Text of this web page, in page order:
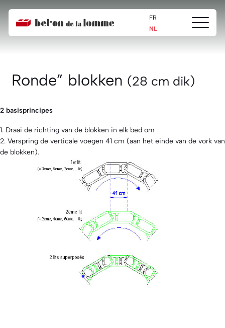
Beton
de
FR
NL
Ouvrir/
Ronde” blokken (28 cm dik)
2 basisprincipes
1. Draai de richting van de blokken in elk bed om
2. Verspring de verticale voegen 41 cm (aan het einde van de vork van
de blokken).